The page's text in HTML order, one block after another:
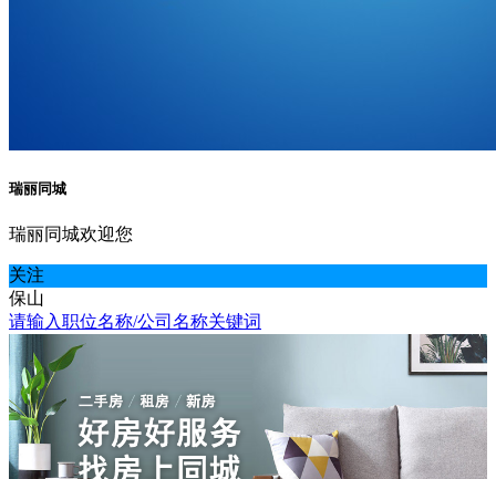
瑞丽同城
瑞丽同城欢迎您
关注
保山
请输入职位名称/公司名称关键词